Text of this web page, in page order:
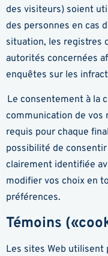
des visiteurs) soient
des personnes en cas
situation, les registres
autorités concernées
enquêtes sur les
Le consentement à la
communication de vos
requis pour chaque
possibilité de
clairement identifiée
modifier vos choix en
préférences.
Témoins
Les sites Web utilisent